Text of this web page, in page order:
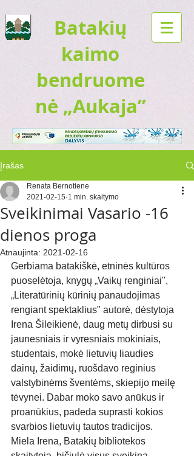
Batakių
kaimo
bendruome
nė „Aukaja”
Įrašas
Sveikinimai Vasario -16
dienos proga
Renata Bernotiene
2021-02-15 1 min. skaitymo
Atnaujinta: 2021-02-16
Gerbiama batakiškė, etninės kultūros
puoselėtoja, knygų „Vaikų renginiai",
„Literatūrinių kūrinių panaudojimas
rengiant spektaklius" autorė, dėstytoja
Irena Šileikienė, daug metų dirbusi su
jaunesniais ir vyresniais mokiniais,
studentais, mokė lietuvių liaudies
dainų, žaidimų, ruošdavo reginius
valstybinėms šventėms, skiepijo meilę
tėvynei. Dabar moko savo anūkus ir
proanūkius, padeda suprasti kokios
svarbios lietuvių tautos tradicijos.
Miela Irena, Batakių bibliotekos